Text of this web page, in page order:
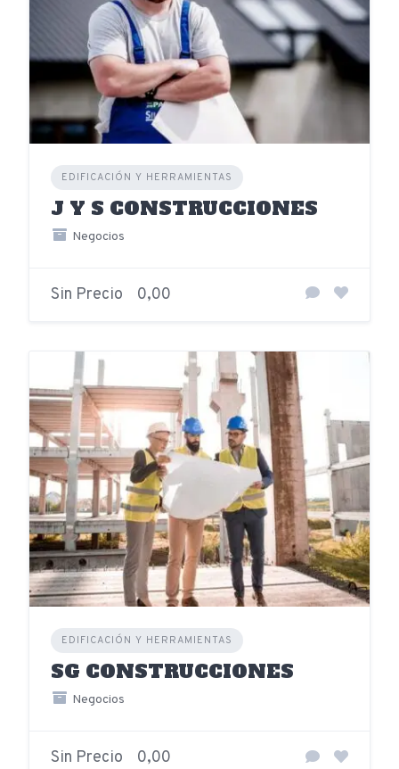
EDIFICACIÓN Y HERRAMIENTAS
J Y S CONSTRUCCIONES
Negocios
Sin Precio 0,00
EDIFICACIÓN Y HERRAMIENTAS
SG CONSTRUCCIONES
Negocios
Sin Precio 0,00